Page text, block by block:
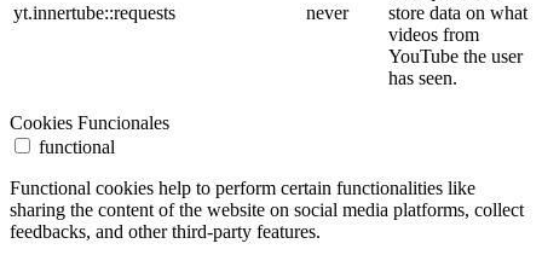
yt.innertube::requests never
store data on what
videos from
YouTube the user
has seen.
Cookies Funcionales
functional
Functional cookies help to perform certain functionalities like
sharing the content of the website on social media platforms, collect
feedbacks, and other third-party features.